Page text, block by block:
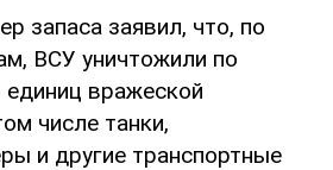
запаса заявил, что, по
ВСУ уничтожили по
вражеской
числе танки,
и другие транспортные